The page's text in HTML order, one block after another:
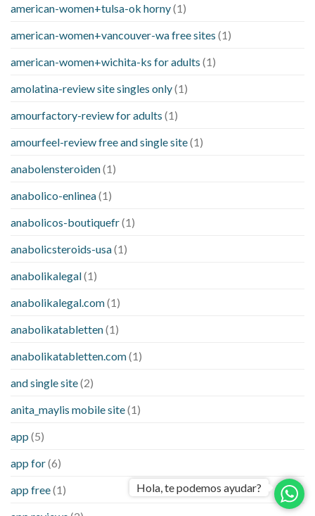
american-women+tulsa-ok horny(1)
american-women+vancouver-wa free sites (1)
american-women+wichita-ks for adults (1)
amolatina-review site singles only(1)
amourfactory-review for adults (1)
amourfeel-review free and single site(1)
anabolensteroiden(1)
anabolico-enlinea(1)
anabolicos-boutiquefr(1)
anabolicsteroids-usa(1)
anabolikalegal(1)
anabolikalegal.com(1)
anabolikatabletten(1)
anabolikatabletten.com(1)
and single site(2)
anita_maylis mobile site(1)
app (5)
app for(6)
app free(1)
Hola, te podemos ayudar?